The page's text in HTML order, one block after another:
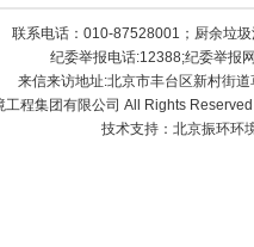
系电话：010-87528001；厨余垃
纪委举报电话:12388;纪委举报
来信来访地址:北京市丰台区新村街
程集团有限公司 All Rights Reserved
技术支持：北京振环环